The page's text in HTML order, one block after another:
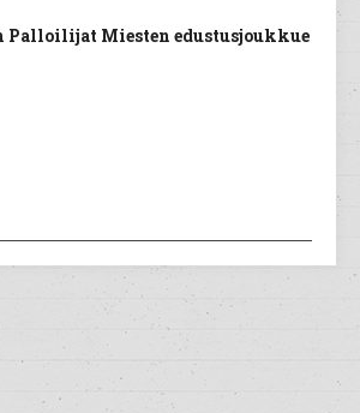
Palloilijat Miesten edustusjoukkue